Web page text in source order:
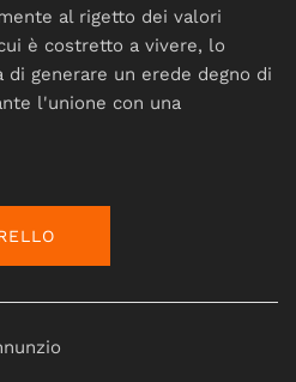
al rigetto dei valori
è costretto a vivere, lo
generare un erede degno di
l'unione con una